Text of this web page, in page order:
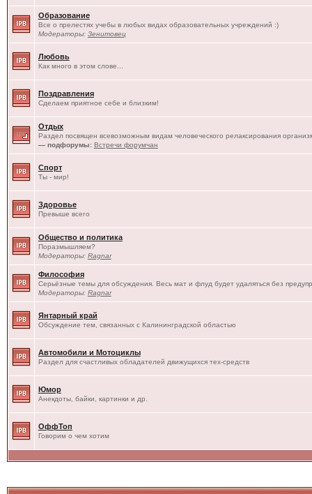
Образование
Все о прелестях учебы в любых видах образовательных учреждений :)
Модераторы: Зенитовец
Любовь
Как много в этом слове...
Поздравления
Сделаем приятное себе и близким!
Отдых
Раздел посвящен всевозможным видам человеческого релаксирования
— подфорумы: Встречи форумчан
Спорт
Ты - мир!
Здоровье
Превыше всего
Общество и политика
Поразмышляем?
Модераторы: Ragnar
Философия
Серьёзные темы для обсуждения. Весь мат и флуд будет удаляться без
Модераторы: Ragnar
Янтарный край
Обсуждение тем, связанных с Калининградской областью
Автомобили и Мотоциклы
Раздел для счастливых обладателей движущихся тех-средств
Юмор
Анекдоты, байки, картинки и др.
ОффТоп
Говорим о чем хотим